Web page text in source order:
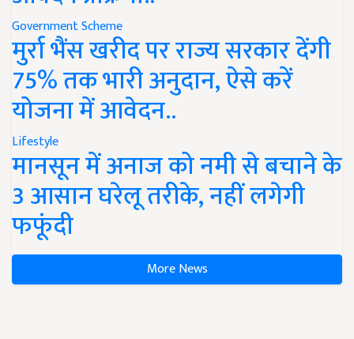
Government Scheme
मुर्रा भैंस खरीद पर राज्य सरकार देंगी
75% तक भारी अनुदान, ऐसे करें
योजना में आवेदन..
Lifestyle
मानसून में अनाज को नमी से बचाने के
3 आसान घरेलू तरीके, नहीं लगेगी
फफूंदी
More News